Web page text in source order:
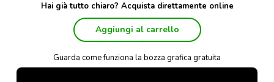
Hai già tutto chiaro? Acquista direttamente online
Aggiungi al carrello
Guarda come funziona la bozza grafica gratuita